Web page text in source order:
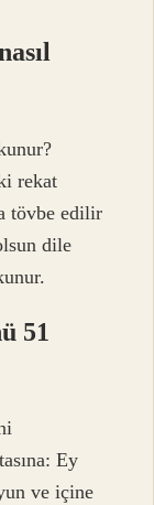
rekat
tövbe edilir
dile
51
Ey
ve içine